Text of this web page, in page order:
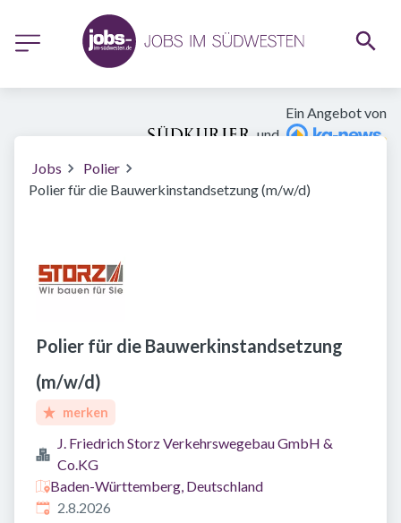
Ein Angebot von
und
Jobs
Polier
Polier für die Bauwerkinstandsetzung (m/w/d)
Polier für die Bauwerkinstandsetzung
(m/w/d)
merken
J. Friedrich Storz Verkehrswegebau GmbH &
Co.KG
Baden-Württemberg, Deutschland
Veröffentlicht
2.8.2026